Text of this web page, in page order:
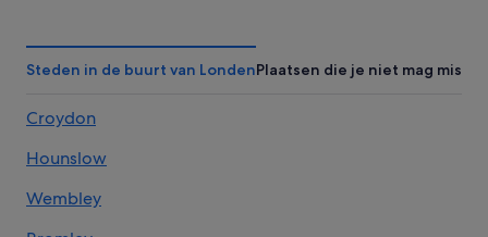
Mandarin Oriental Hotel Group in Londen
Cottages in Engeland
Aparthotels in Londen
Hotels met roomservice in Londen
Spa in Londen
Steden in de buurt van LondenPlaatsen die je niet mag missen
Croydon
Hounslow
Wembley